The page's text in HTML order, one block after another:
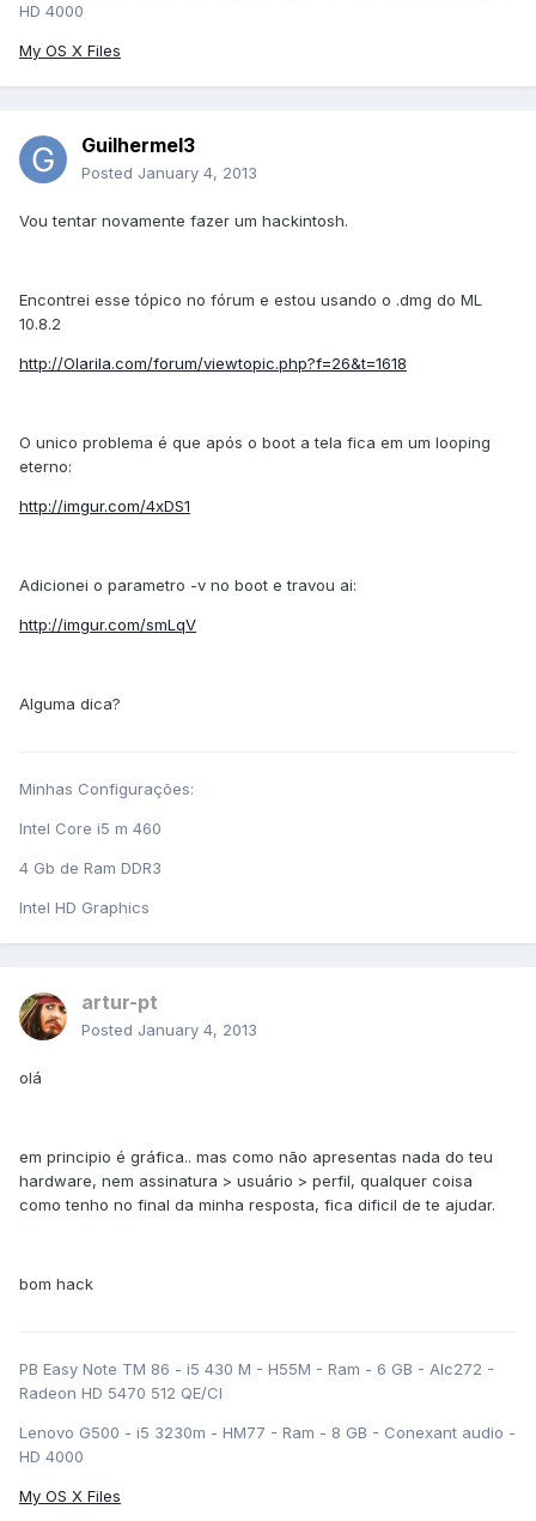
HD 4000
My OS X Files
Guilhermel3
Posted January 4, 2013
Vou tentar novamente fazer um hackintosh.
Encontrei esse tópico no fórum e estou usando o .dmg do ML
10.8.2
http://Olarila.com/forum/viewtopic.php?f=26&t=1618
O unico problema é que após o boot a tela fica em um looping
eterno:
http://imgur.com/4xDS1
Adicionei o parametro -v no boot e travou ai:
http://imgur.com/smLqV
Alguma dica?
Minhas Configurações:
Intel Core i5 m 460
4 Gb de Ram DDR3
Intel HD Graphics
artur-pt
Posted January 4, 2013
olá
em principio é gráfica.. mas como não apresentas nada do teu
hardware, nem assinatura > usuário > perfil, qualquer coisa
como tenho no final da minha resposta, fica dificil de te ajudar.
bom hack
PB Easy Note TM 86 - i5 430 M - H55M - Ram - 6 GB - Alc272 -
Radeon HD 5470 512 QE/CI
Lenovo G500 - i5 3230m - HM77 - Ram - 8 GB - Conexant audio -
HD 4000
My OS X Files